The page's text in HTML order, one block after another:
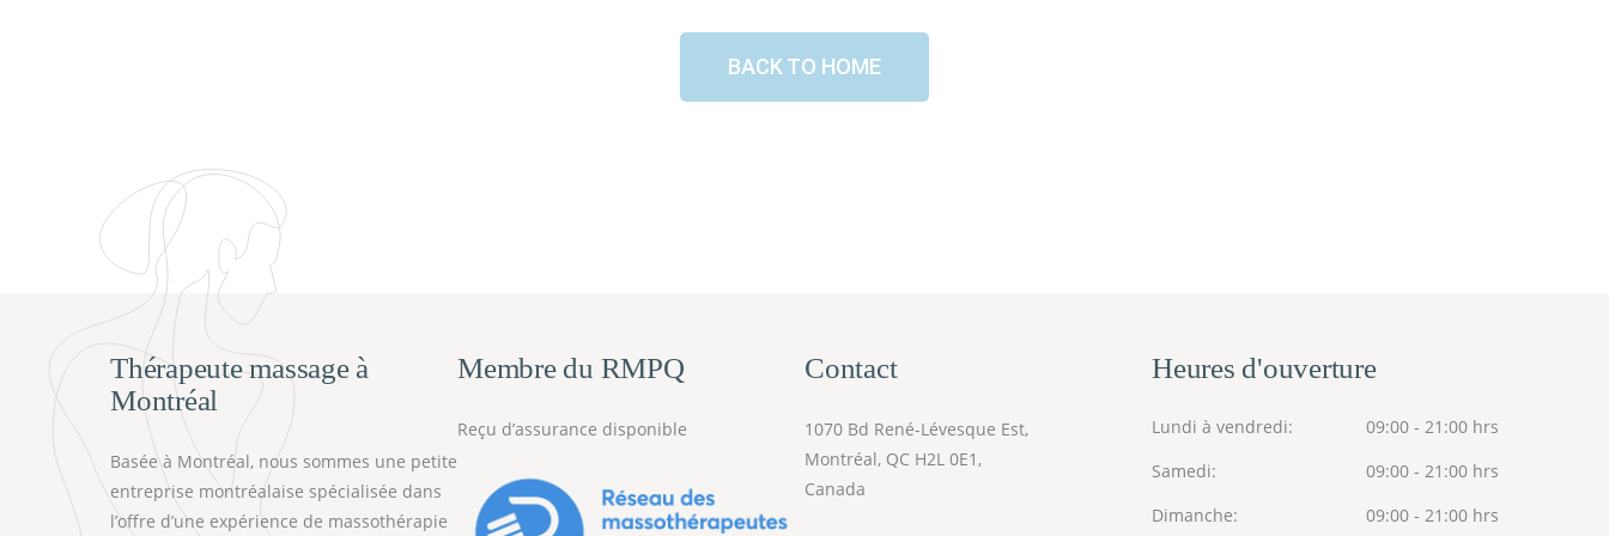
BACK TO HOME
Thérapeute massage à
Montréal
Basée à Montréal, nous sommes une petite
entreprise montréalaise spécialisée dans
l’offre d’une expérience de massothérapie
Membre du RMPQ
Reçu d’assurance disponible
Contact
1070 Bd René-Lévesque Est,
Montréal, QC H2L 0E1,
Canada
Heures d'ouverture
Lundi à vendredi
09:00 - 21:00 hrs
Samedi
09:00 - 21:00 hrs
Dimanche
09:00 - 21:00 hrs